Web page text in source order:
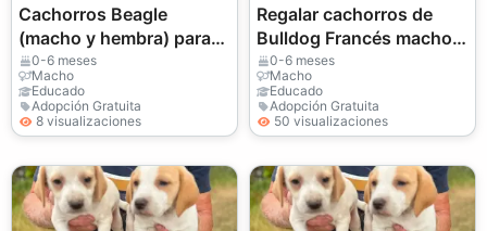
Cachorros Beagle
(macho y hembra) para
adopción
0-6 meses
Macho
Educado
Adopción Gratuita
8 visualizaciones
Regalar cachorros de
Bulldog Francés machos
y hembras
0-6 meses
Macho
Educado
Adopción Gratuita
50 visualizaciones